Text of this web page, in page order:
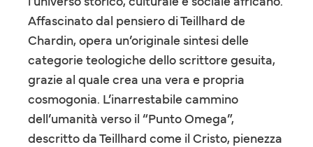
Affascinato dal pensiero di Teillhard de
Chardin, opera un’originale sintesi delle
categorie teologiche dello scrittore gesuita,
grazie al quale crea una vera e propria
cosmogonia. L’inarrestabile cammino
dell’umanità verso il “Punto Omega”,
descritto da Teillhard come il Cristo, pienezza